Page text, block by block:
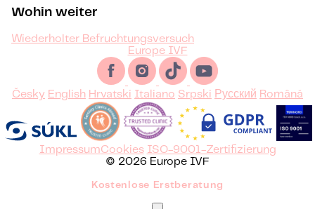
Wohin weiter
Wiederholter Befruchtungsversuch
Europe IVF
Česky English Hrvatski Italiano Srpski Русский Română
ImpressumCookies
ISO-9001-Zertifizierung
© 2026 Europe IVF
Kostenlose Erstberatung